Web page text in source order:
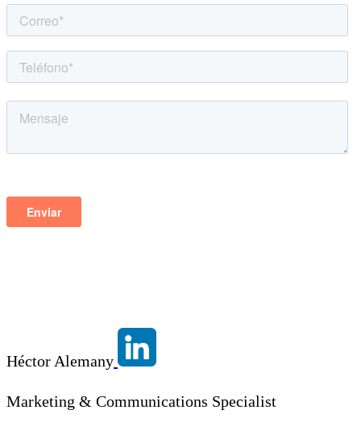
Héctor Alemany
Marketing & Communications Specialist